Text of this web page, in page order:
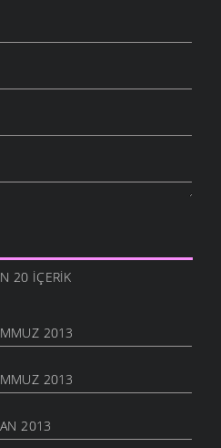
20 İÇERIK
2013
2013
2013